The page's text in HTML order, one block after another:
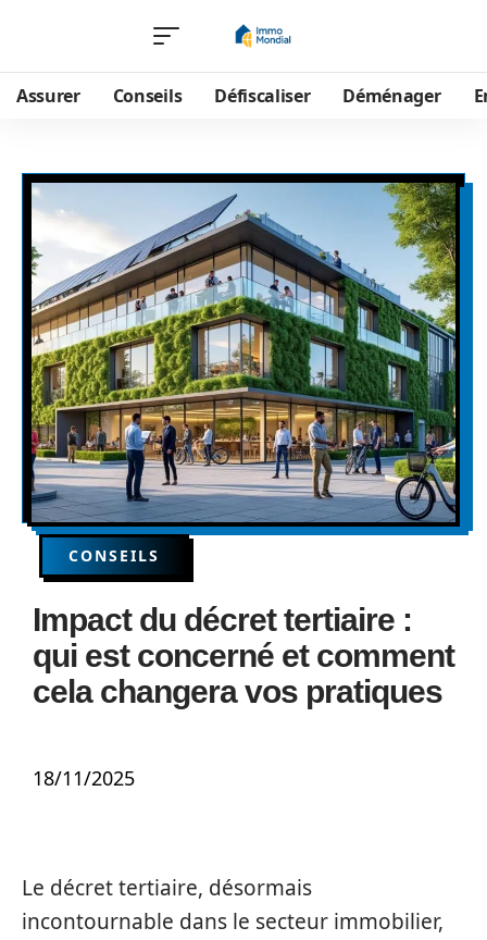
Assurer Conseils Défiscaliser Déménager
CONSEILS
Impact du décret tertiaire :
qui est concerné et comment
cela changera vos pratiques
18/11/2025
Le décret tertiaire, désormais
incontournable dans le secteur immobilier,